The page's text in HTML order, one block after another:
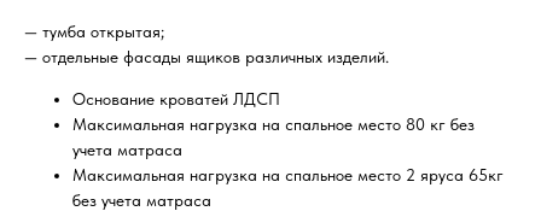
— тумба открытая;
— отдельные фасады ящиков различных изделий.
Основание кроватей ЛДСП
Максимальная нагрузка на спальное место 80 кг без
учета матраса
Максимальная нагрузка на спальное место 2 яруса 65кг
без учета матраса